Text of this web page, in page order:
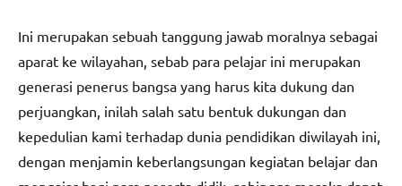
Ini merupakan sebuah tanggung jawab moralnya sebagai
aparat ke wilayahan, sebab para pelajar ini merupakan
generasi penerus bangsa yang harus kita dukung dan
perjuangkan, inilah salah satu bentuk dukungan dan
kepedulian kami terhadap dunia pendidikan diwilayah ini,
dengan menjamin keberlangsungan kegiatan belajar dan